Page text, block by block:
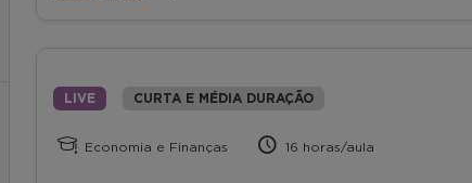
LIVE CURTA E MÉDIA DURAÇÃO
Economia e Finanças 16 horas/aula